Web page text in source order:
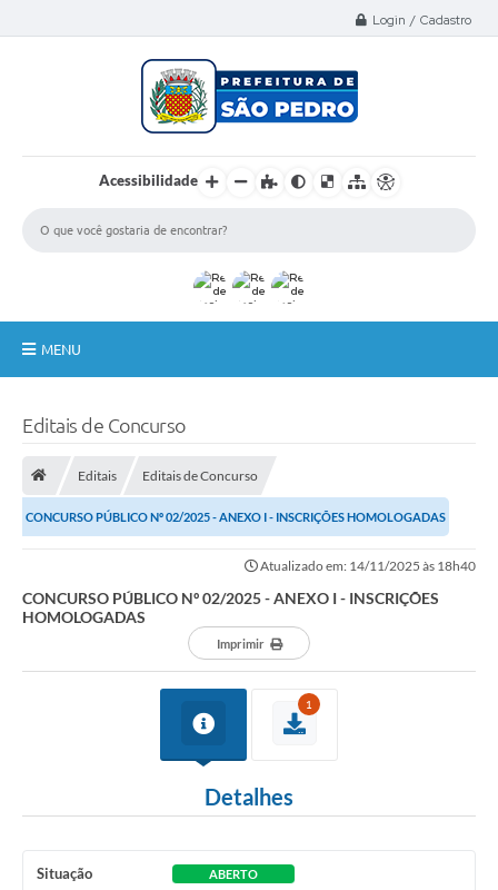
Login / Cadastro
Acessibilidade
MENU
Horários e itinerários dos ônibus urbanos de São Pedro
Queimada é crime! Denuncie!
Protocolo - Instruções e modelos de requerimentos
Editais
Editais de Concurso
Editais Editais de Concurso
CONCURSO PÚBLICO Nº 02/2025 - ANEXO I - INSCRIÇÕES HOMOLOGADAS
Atualizado em: 14/11/2025 às 18h40
CONCURSO PÚBLICO Nº 02/2025 - ANEXO I - INSCRIÇÕES
HOMOLOGADAS
Imprimir
1
Detalhes
Situação ABERTO